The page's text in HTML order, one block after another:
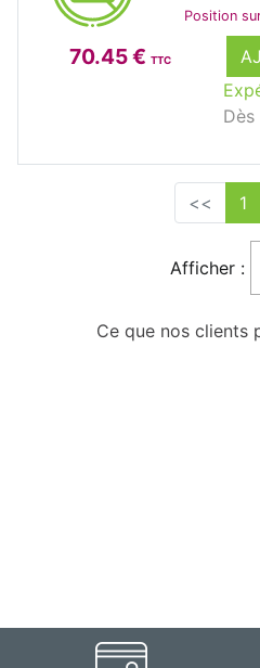
70.45 € TTC
Position
<< 1
Afficher :
Ce que nos clients